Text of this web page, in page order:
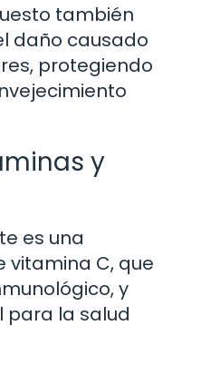
también
daño causado
protegiendo
y
es una
vitamina C, que
y
para la salud